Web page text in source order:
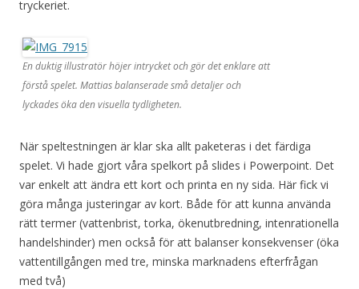
tryckeriet.
En duktig illustratör höjer intrycket och gör det enklare att
förstå spelet. Mattias balanserade små detaljer och
lyckades öka den visuella tydligheten.
När speltestningen är klar ska allt paketeras i det färdiga
spelet. Vi hade gjort våra spelkort på slides i Powerpoint. Det
var enkelt att ändra ett kort och printa en ny sida. Här fick vi
göra många justeringar av kort. Både för att kunna använda
rätt termer (vattenbrist, torka, ökenutbredning, intenrationella
handelshinder) men också för att balanser konsekvenser (öka
vattentillgången med tre, minska marknadens efterfrågan
med två)